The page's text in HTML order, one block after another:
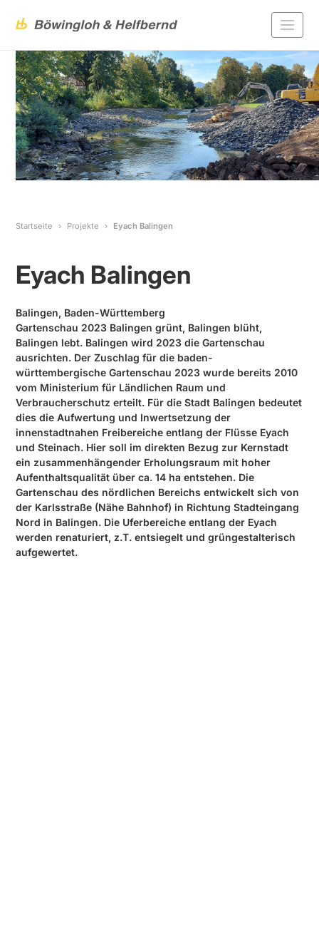
Startseite Projekte Eyach Balingen
Eyach Balingen
Balingen, Baden-Württemberg
Gartenschau 2023 Balingen grünt, Balingen blüht,
Balingen lebt. Balingen wird 2023 die Gartenschau
ausrichten. Der Zuschlag für die baden-
württembergische Gartenschau 2023 wurde bereits 2010
vom Ministerium für Ländlichen Raum und
Verbraucherschutz erteilt. Für die Stadt Balingen bedeutet
dies die Aufwertung und Inwertsetzung der
innenstadtnahen Freibereiche entlang der Flüsse Eyach
und Steinach. Hier soll im direkten Bezug zur Kernstadt
ein zusammenhängender Erholungsraum mit hoher
Aufenthaltsqualität über ca. 14 ha entstehen. Die
Gartenschau des nördlichen Bereichs entwickelt sich von
der Karlsstraße (Nähe Bahnhof) in Richtung Stadteingang
Nord in Balingen. Die Uferbereiche entlang der Eyach
werden renaturiert, z.T. entsiegelt und grüngestalterisch
aufgewertet.